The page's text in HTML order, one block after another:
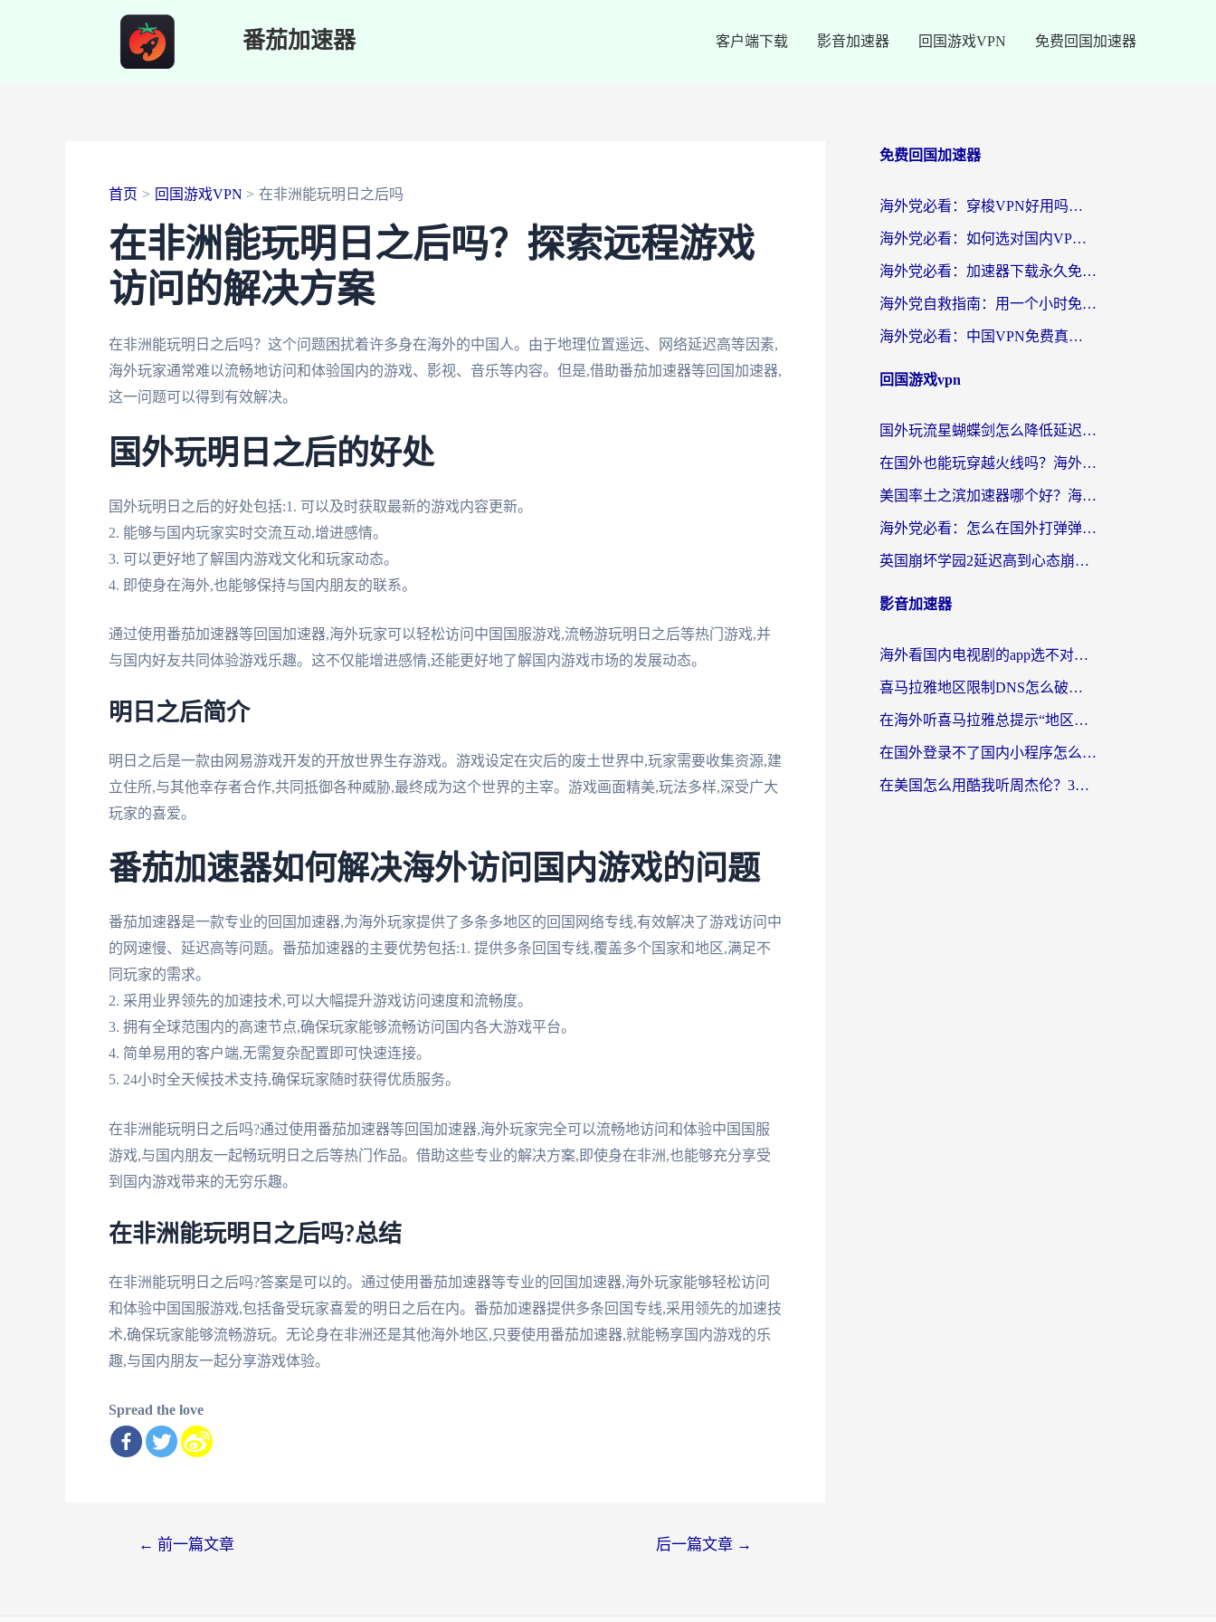
番茄加速器 客户端下载 影音加速器 回国游戏VPN 免费回国加速器
首页 回国游戏VPN 在非洲能玩明日之后吗
在非洲能玩明日之后吗？探索远程游戏
访问的解决方案
在非洲能玩明日之后吗？这个问题困扰着许多身在海外的中国人。由于地理位置遥远、网络延迟高等因素,
海外玩家通常难以流畅地访问和体验国内的游戏、影视、音乐等内容。但是,借助番茄加速器等回国加速器,
这一问题可以得到有效解决。
国外玩明日之后的好处
国外玩明日之后的好处包括:1. 可以及时获取最新的游戏内容更新。
2. 能够与国内玩家实时交流互动,增进感情。
3. 可以更好地了解国内游戏文化和玩家动态。
4. 即使身在海外,也能够保持与国内朋友的联系。
通过使用番茄加速器等回国加速器,海外玩家可以轻松访问中国国服游戏,流畅游玩明日之后等热门游戏,并
与国内好友共同体验游戏乐趣。这不仅能增进感情,还能更好地了解国内游戏市场的发展动态。
明日之后简介
明日之后是一款由网易游戏开发的开放世界生存游戏。游戏设定在灾后的废土世界中,玩家需要收集资源,建
立住所,与其他幸存者合作,共同抵御各种威胁,最终成为这个世界的主宰。游戏画面精美,玩法多样,深受广大
玩家的喜爱。
番茄加速器如何解决海外访问国内游戏的问题
番茄加速器是一款专业的回国加速器,为海外玩家提供了多条多地区的回国网络专线,有效解决了游戏访问中
的网速慢、延迟高等问题。番茄加速器的主要优势包括:1. 提供多条回国专线,覆盖多个国家和地区,满足不
同玩家的需求。
2. 采用业界领先的加速技术,可以大幅提升游戏访问速度和流畅度。
3. 拥有全球范围内的高速节点,确保玩家能够流畅访问国内各大游戏平台。
4. 简单易用的客户端,无需复杂配置即可快速连接。
5. 24小时全天候技术支持,确保玩家随时获得优质服务。
在非洲能玩明日之后吗?通过使用番茄加速器等回国加速器,海外玩家完全可以流畅地访问和体验中国国服
游戏,与国内朋友一起畅玩明日之后等热门作品。借助这些专业的解决方案,即使身在非洲,也能够充分享受
到国内游戏带来的无穷乐趣。
在非洲能玩明日之后吗?总结
在非洲能玩明日之后吗?答案是可以的。通过使用番茄加速器等专业的回国加速器,海外玩家能够轻松访问
和体验中国国服游戏,包括备受玩家喜爱的明日之后在内。番茄加速器提供多条回国专线,采用领先的加速技
术,确保玩家能够流畅游玩。无论身在非洲还是其他海外地区,只要使用番茄加速器,就能畅享国内游戏的乐
趣,与国内朋友一起分享游戏体验。
Spread the love
← 前一篇文章 后一篇文章 →
免费回国加速器
海外党必看：穿梭VPN好用吗？和云帆VPN对比哪个回国效果更好？附真实测评+避坑指南
海外党必看：如何选对国内VPN，实现无缝访问国内资源？
海外党必看：加速器下载永久免费版真的存在吗？教你无缝访问国内资源的正确姿势
海外党自救指南：用一个小时免费加速器，轻松打破国内资源访问壁垒？
海外党必看：中国VPN免费真的靠谱吗？手把手教你选对回国加速器
回国游戏vpn
国外玩流星蝴蝶剑怎么降低延迟？海外党必看的加速秘籍（含欧洲鸣潮&彩虹岛优化攻略）
在国外也能玩穿越火线吗？海外玩家国服游戏畅玩终极指南
美国率土之滨加速器哪个好？海外党国服游戏畅玩终极指南（附多游戏解决方案）
海外党必看：怎么在国外打弹弹堂不卡？番茄加速器亲测指南
英国崩坏学园2延迟高到心态崩？海外党国服游戏加速终极指南
影音加速器
海外看国内电视剧的app选不对？这份回国加速器避坑指南帮你流畅追剧
喜马拉雅地区限制DNS怎么破？海外党听国内音乐听书的终极解决方案
在海外听喜马拉雅总提示“地区限制”？3步轻松解除+听国内音乐全攻略
在国外登录不了国内小程序怎么办？选对回国加速器，轻松解锁国内资源
在美国怎么用酷我听周杰伦？3步搞定海外听歌难题